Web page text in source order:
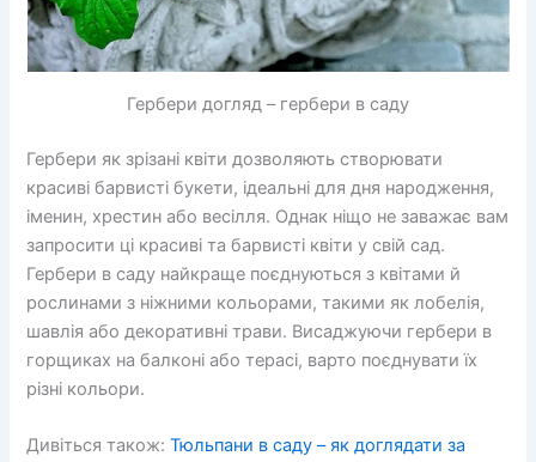
Гербери догляд – гербери в саду
Гербери як зрізані квіти дозволяють створювати
красиві барвисті букети, ідеальні для дня народження,
іменин, хрестин або весілля. Однак ніщо не заважає вам
запросити ці красиві та барвисті квіти у свій сад.
Гербери в саду найкраще поєднуються з квітами й
рослинами з ніжними кольорами, такими як лобелія,
шавлія або декоративні трави. Висаджуючи гербери в
горщиках на балконі або терасі, варто поєднувати їх
різні кольори.
Дивіться також:Тюльпани в саду – як доглядати за